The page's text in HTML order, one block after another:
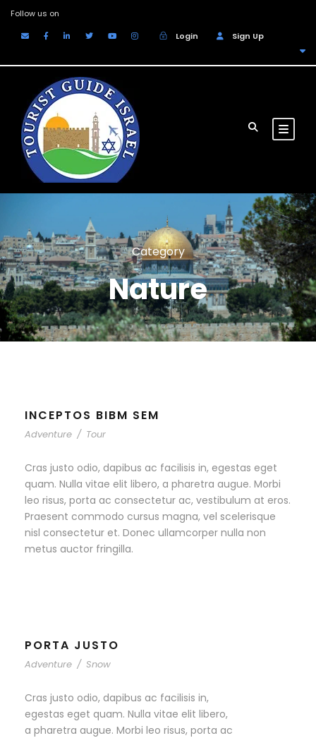
Follow us on
Login
Sign Up
Category
Nature
INCEPTOS BIBM SEM
Adventure / Tour
Cras justo odio, dapibus ac facilisis in, egestas eget
quam. Nulla vitae elit libero, a pharetra augue. Morbi
leo risus, porta ac consectetur ac, vestibulum at eros.
Praesent commodo cursus magna, vel scelerisque
nisl consectetur et. Donec ullamcorper nulla non
metus auctor fringilla.
PORTA JUSTO
Adventure / Snow
Cras justo odio, dapibus ac facilisis in,
egestas eget quam. Nulla vitae elit libero,
a pharetra augue. Morbi leo risus, porta ac